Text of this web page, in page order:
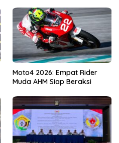
Moto4 2026: Empat Rider
Muda AHM Siap Beraksi